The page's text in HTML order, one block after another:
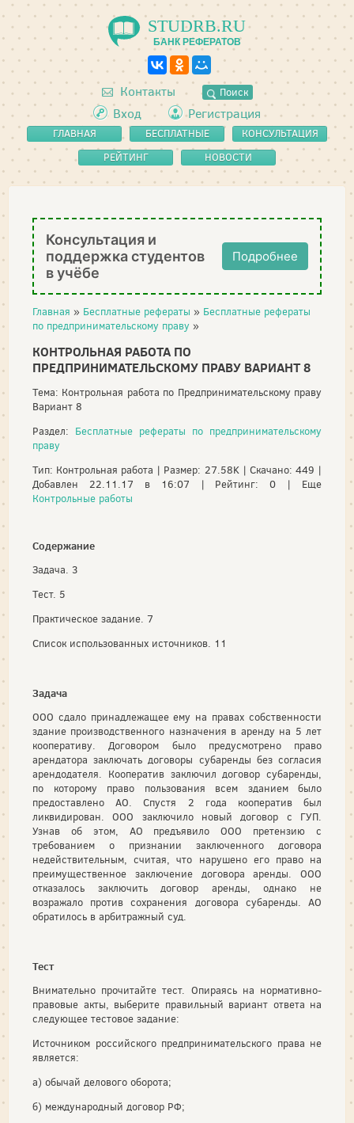
STUDRB.RU
БАНК РЕФЕРАТОВ
Контакты Поиск
Вход Регистрация
ГЛАВНАЯ
БЕСПЛАТНЫЕ
РЕФЕРАТЫ
КОНСУЛЬТАЦИЯ
РЕЙТИНГ
НОВОСТИ
Консультация и
поддержка студентов
в учёбе
Подробнее
Главная » Бесплатные рефераты » Бесплатные рефераты
по предпринимательскому праву »
КОНТРОЛЬНАЯ РАБОТА ПО
ПРЕДПРИНИМАТЕЛЬСКОМУ ПРАВУ ВАРИАНТ 8
Тема: Контрольная работа по Предпринимательскому праву
Вариант 8
Раздел: Бесплатные рефераты по предпринимательскому
праву
Тип: Контрольная работа | Размер: 27.58K | Скачано: 449 |
Добавлен 22.11.17 в 16:07 | Рейтинг: 0 | Еще
Контрольные работы
Содержание
Задача. 3
Тест. 5
Практическое задание. 7
Список использованных источников. 11
Задача
ООО сдало принадлежащее ему на правах собственности
здание производственного назначения в аренду на 5 лет
кооперативу. Договором было предусмотрено право
арендатора заключать договоры субаренды без согласия
арендодателя. Кооператив заключил договор субаренды,
по которому право пользования всем зданием было
предоставлено АО. Спустя 2 года кооператив был
ликвидирован. ООО заключило новый договор с ГУП.
Узнав об этом, АО предъявило ООО претензию с
требованием о признании заключенного договора
недействительным, считая, что нарушено его право на
преимущественное заключение договора аренды. ООО
отказалось заключить договор аренды, однако не
возражало против сохранения договора субаренды. АО
обратилось в арбитражный суд.
Тест
Внимательно прочитайте тест. Опираясь на нормативно-
правовые акты, выберите правильный вариант ответа на
следующее тестовое задание:
Источником российского предпринимательского права не
является:
а) обычай делового оборота;
б) международный договор РФ;